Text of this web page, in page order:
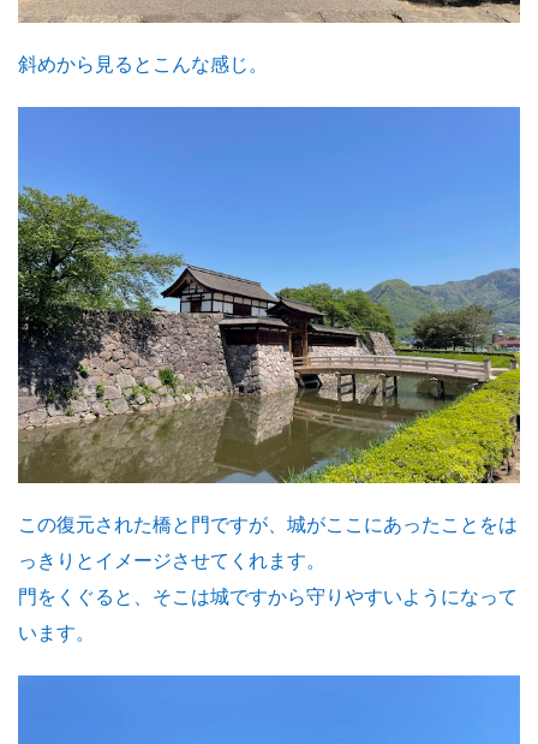
斜めから見るとこんな感じ。
この復元された橋と門ですが、城がここにあったことをは
っきりとイメージさせてくれます。
門をくぐると、そこは城ですから守りやすいようになって
います。